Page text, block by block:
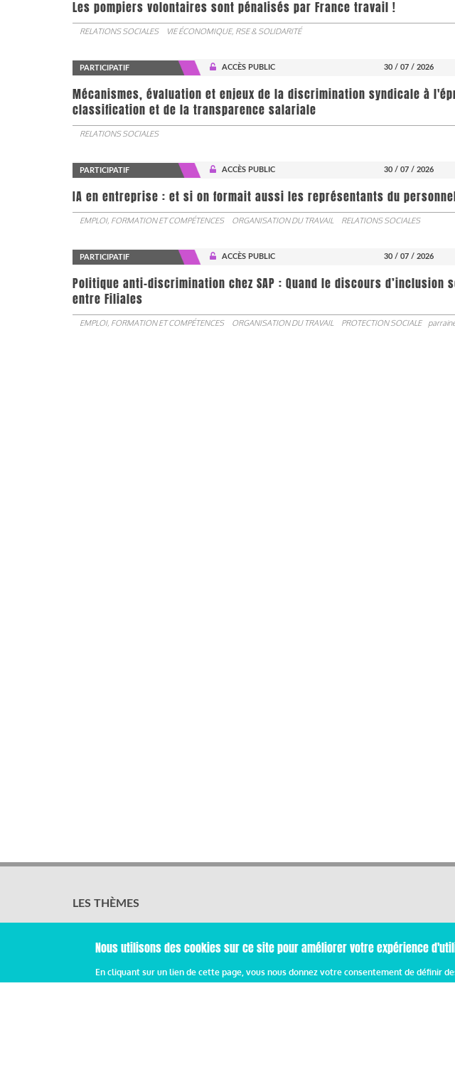
Les pompiers volontaires sont pénalisés par France travail !
RELATIONS SOCIALES VIE ÉCONOMIQUE, RSE & SOLIDARITÉ
PARTICIPATIF ACCÈS PUBLIC 30 / 07 / 2026
Mécanismes, évaluation et enjeux de la discrimination syndicale à
classification et de la transparence salariale
RELATIONS SOCIALES
PARTICIPATIF ACCÈS PUBLIC 30 / 07 / 2026
IA en entreprise : et si on formait aussi les représentants du
EMPLOI, FORMATION ET COMPÉTENCES ORGANISATION DU TRAVAIL RELATIONS SOCIALES
PARTICIPATIF ACCÈS PUBLIC 30 / 07 / 2026
Politique anti-discrimination chez SAP : Quand le discours d’inclusion
entre Filiales
EMPLOI, FORMATION ET COMPÉTENCES ORGANISATION DU TRAVAIL PROTECTION SOCIALE
LES THÈMES
Emploi, formation et compétences
Protection sociale
Nous utilisons des cookies sur ce site pour améliorer votre expérience
En cliquant sur un lien de cette page, vous nous donnez votre consentement de définir